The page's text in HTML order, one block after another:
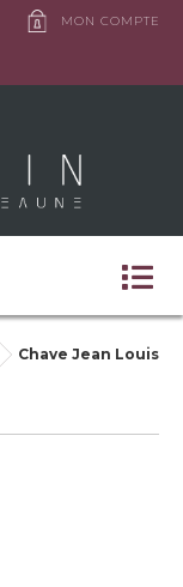
MON COMPTE
Chave Jean Louis